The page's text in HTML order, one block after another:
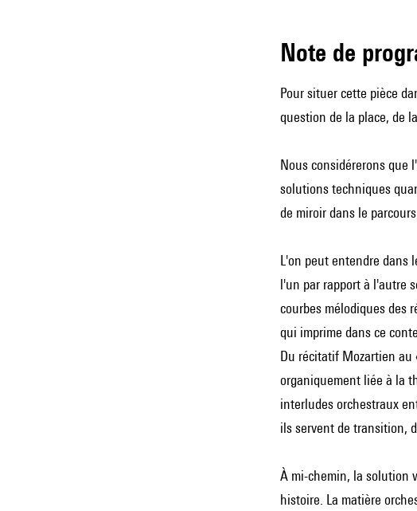
Note de
Pour situer cette pièce
question de la place, de
Nous considérerons que
solutions techniques
de miroir dans le
L'on peut entendre dans
l'un par rapport à l'autre
courbes mélodiques des
qui imprime dans ce
Du récitatif Mozartien au
organiquement liée à la
interludes orchestraux
ils servent de transition,
À mi-chemin, la solution
histoire. La matière